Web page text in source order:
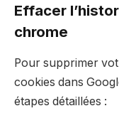
Effacer
chrome
Pour supprimer
cookies dans
étapes détaillées :